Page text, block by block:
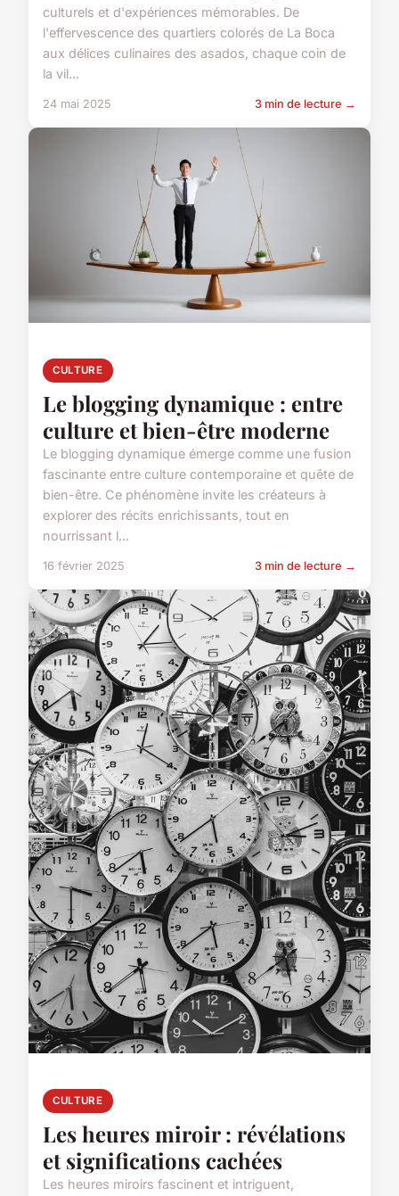
culturels et d'expériences mémorables. De
l'effervescence des quartiers colorés de La Boca
aux délices culinaires des asados, chaque coin de
la vil...
24 mai 2025 3 min de lecture →
CULTURE
Le blogging dynamique : entre
culture et bien-être moderne
Le blogging dynamique émerge comme une fusion
fascinante entre culture contemporaine et quête de
bien-être. Ce phénomène invite les créateurs à
explorer des récits enrichissants, tout en
nourrissant l...
16 février 2025 3 min de lecture →
CULTURE
Les heures miroir : révélations
et significations cachées
Les heures miroirs fascinent et intriguent,